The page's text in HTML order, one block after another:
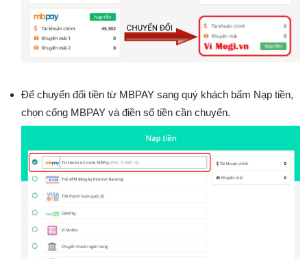
Để chuyển đổi tiền từ MBPAY sang quý khách bấm Nạp tiền,
chọn cổng MBPAY và điền số tiền cần chuyển.